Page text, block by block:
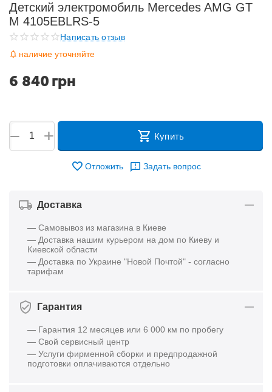
Детский электромобиль Mercedes AMG GT
M 4105EBLRS-5
Написать отзыв
наличие уточняйте
6 840 грн
+
− Купить
Отложить Задать вопрос
Доставка
— Самовывоз из магазина в Киеве
— Доставка нашим курьером на дом по Киеву и
Киевской области
— Доставка по Украине "Новой Почтой" - согласно
тарифам
Гарантия
— Гарантия 12 месяцев или 6 000 км по пробегу
— Свой сервисный центр
— Услуги фирменной сборки и предпродажной
подготовки оплачиваются отдельно